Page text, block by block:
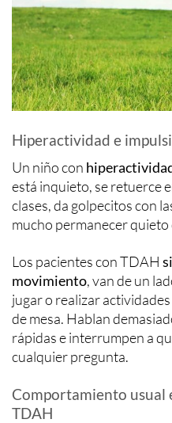
Hiperactividad e
Un niño con
está inquieto, se retuerce
clases, da golpecitos con
mucho permanecer quieto
Los pacientes con TDAH
movimiento, van de un
jugar o realizar
de mesa. Hablan
rápidas e interrumpen a
cualquier pregunta.
Comportamiento usual
TDAH